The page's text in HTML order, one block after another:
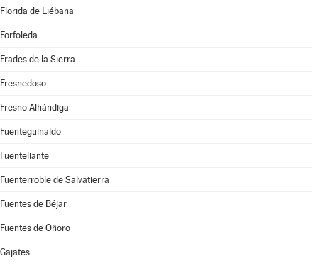
Florida de Liébana
Forfoleda
Frades de la Sierra
Fresnedoso
Fresno Alhándiga
Fuenteguinaldo
Fuenteliante
Fuenterroble de Salvatierra
Fuentes de Béjar
Fuentes de Oñoro
Gajates